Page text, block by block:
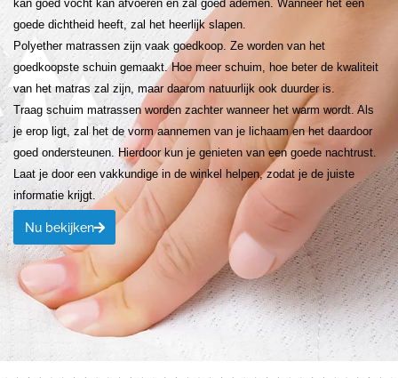
kan goed vocht kan afvoeren en zal goed ademen. Wanneer het een
goede dichtheid heeft, zal het heerlijk slapen.
Polyether matrassen zijn vaak goedkoop. Ze worden van het
goedkoopste schuin gemaakt. Hoe meer schuim, hoe beter de kwaliteit
van het matras zal zijn, maar daarom natuurlijk ook duurder is.
Traag schuim matrassen worden zachter wanneer het warm wordt. Als
je erop ligt, zal het de vorm aannemen van je lichaam en het daardoor
goed ondersteunen. Hierdoor kun je genieten van een goede nachtrust.
Laat je door een vakkundige in de winkel helpen, zodat je de juiste
informatie krijgt.
Nu bekijken